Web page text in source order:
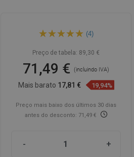
termostática para banheira,
(4)
Preço de tabela: 89,30 €
71,49 €(incluindo IVA)
Mais barato 17,81 € 19,94%
Preço mais baixo dos últimos 30 dias
antes do desconto: 71,49 €
- +